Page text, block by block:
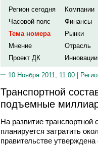
Регион сегодня
Компании
Часовой пояс
Финансы
Тема номера
Рынки
Мнение
Отрасль
Проект ДК
Инновации
10 Ноября 2011, 11:00 |
Транспортной
подъемные
На развитие
планируется затратить
правительстве